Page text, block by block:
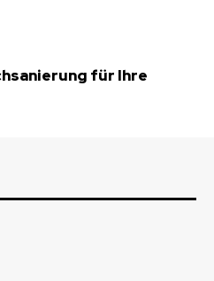
für Ihre